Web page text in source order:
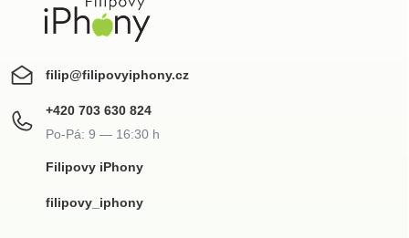
filip@filipovyiphony.cz
+420 703 630 824
Filipovy iPhony
filipovy_iphony